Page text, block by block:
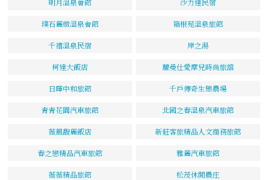
璞石麗緻溫泉會館 箱根苑溫泉旅館
千禧溫泉民宿 岸之湯
柯達大飯店 蘿曼仕愛摩兒時尚旅舘
日暉中和旅館 千戶傳奇生態農場
青青花園汽車旅館 北國之春溫泉汽車旅館
薇風馥麗飯店 新莊客旅精品人文商務旅館
春之戀精品汽車旅館 雅麗汽車旅館
薇薇精品旅館 松茂休閒農庄